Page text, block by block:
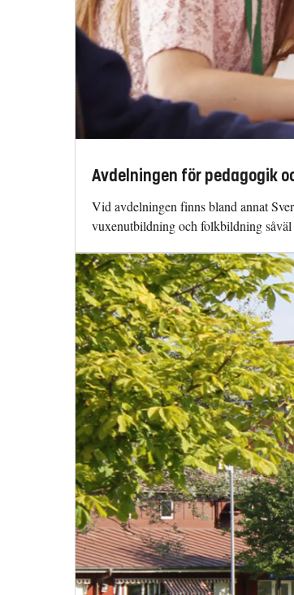
Avdelningen för pedagogik
Vid avdelningen finns bland annat
vuxenutbildning och folkbildning